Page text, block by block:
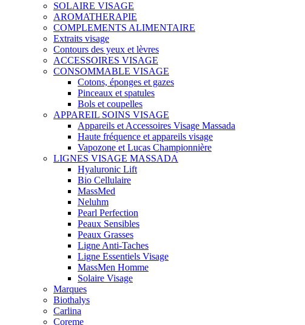
SOLAIRE VISAGE
AROMATHERAPIE
COMPLEMENTS ALIMENTAIRE
Extraits visage
Contours des yeux et lèvres
ACCESSOIRES VISAGE
CONSOMMABLE VISAGE
Cotons, éponges et gazes
Pinceaux et spatules
Bols et coupelles
APPAREIL SOINS VISAGE
Appareils et Accessoires Visage Massada
Haute fréquence et appareils visage
Vapozone et Lucas Championnière
LIGNES VISAGE MASSADA
Hyaluronic Lift
Bio Cellulaire
MassMed
Neluhm
Pearl Perfection
Peaux Sensibles
Peaux Grasses
Ligne Anti-Taches
Ligne Essentiels Visage
MassMen Homme
Solaire Visage
Marques
Biothalys
Carlina
Coreme